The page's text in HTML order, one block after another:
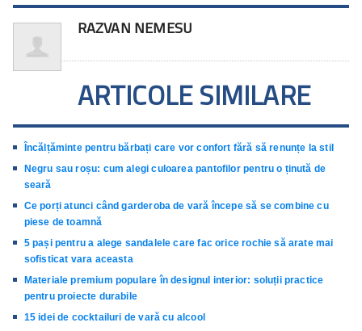
RAZVAN NEMESU
ARTICOLE SIMILARE
Încălțăminte pentru bărbați care vor confort fără să renunțe la stil
Negru sau roșu: cum alegi culoarea pantofilor pentru o ținută de
seară
Ce porți atunci când garderoba de vară începe să se combine cu
piese de toamnă
5 pași pentru a alege sandalele care fac orice rochie să arate mai
sofisticat vara aceasta
Materiale premium populare în designul interior: soluții practice
pentru proiecte durabile
15 idei de cocktailuri de vară cu alcool